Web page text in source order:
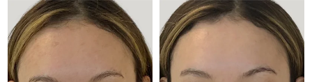
Malezya Tahmini teslim tarihi 8/15/26
Malta Tahmini teslim tarihi 8/12/26
Meksika Tahmini teslim tarihi8/16/26